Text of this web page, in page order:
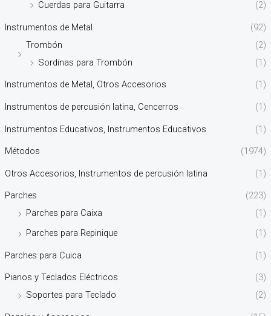
Cuerdas para Guitarra
(2)
Instrumentos de Metal
(92)
Trombón
(2)
Sordinas para Trombón
(1)
Instrumentos de Metal, Otros Accesorios (1)
Instrumentos de percusión latina, Cencerros (1)
Instrumentos Educativos, Instrumentos Educativos (1)
Métodos (1974)
Otros Accesorios, Instrumentos de percusión latina (1)
Parches
(223)
Parches para Caixa
(1)
Parches para Repinique
(1)
Parches para Cuica (1)
Pianos y Teclados Eléctricos
(3)
Soportes para Teclado
(2)